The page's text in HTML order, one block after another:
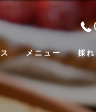
メニュー 採